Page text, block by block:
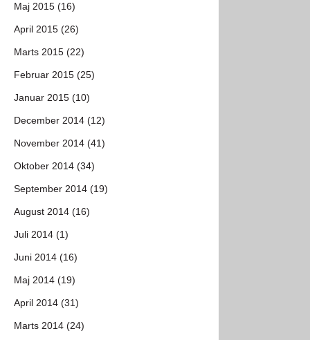
Maj 2015 (16)
April 2015 (26)
Marts 2015 (22)
Februar 2015 (25)
Januar 2015 (10)
December 2014 (12)
November 2014 (41)
Oktober 2014 (34)
September 2014 (19)
August 2014 (16)
Juli 2014 (1)
Juni 2014 (16)
Maj 2014 (19)
April 2014 (31)
Marts 2014 (24)